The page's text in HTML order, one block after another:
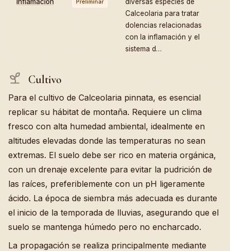
Inflamación Preliminar
diversas especies de
Calceolaria para tratar
dolencias relacionadas
con la inflamación y el
sistema d…
Cultivo
Para el cultivo de Calceolaria pinnata, es esencial
replicar su hábitat de montaña. Requiere un clima
fresco con alta humedad ambiental, idealmente en
altitudes elevadas donde las temperaturas no sean
extremas. El suelo debe ser rico en materia orgánica,
con un drenaje excelente para evitar la pudrición de
las raíces, preferiblemente con un pH ligeramente
ácido. La época de siembra más adecuada es durante
el inicio de la temporada de lluvias, asegurando que el
suelo se mantenga húmedo pero no encharcado.
La propagación se realiza principalmente mediante